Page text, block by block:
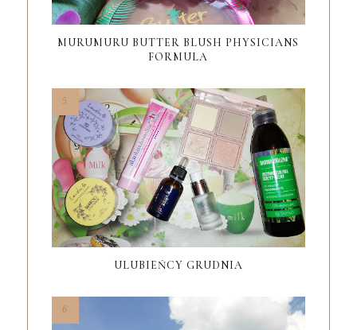
MURUMURU BUTTER BLUSH PHYSICIANS
FORMULA
ULUBIEŃCY GRUDNIA